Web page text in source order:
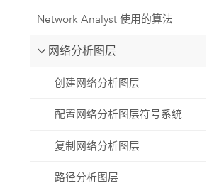
自然资源
Network Analyst 使用的算法
网络分析图层
创建网络分析图层
配置网络分析图层符号系统
复制网络分析图层
路径分析图层